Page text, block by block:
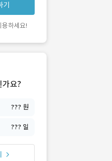
기
용하세요!
가요?
??? 원
??? 일